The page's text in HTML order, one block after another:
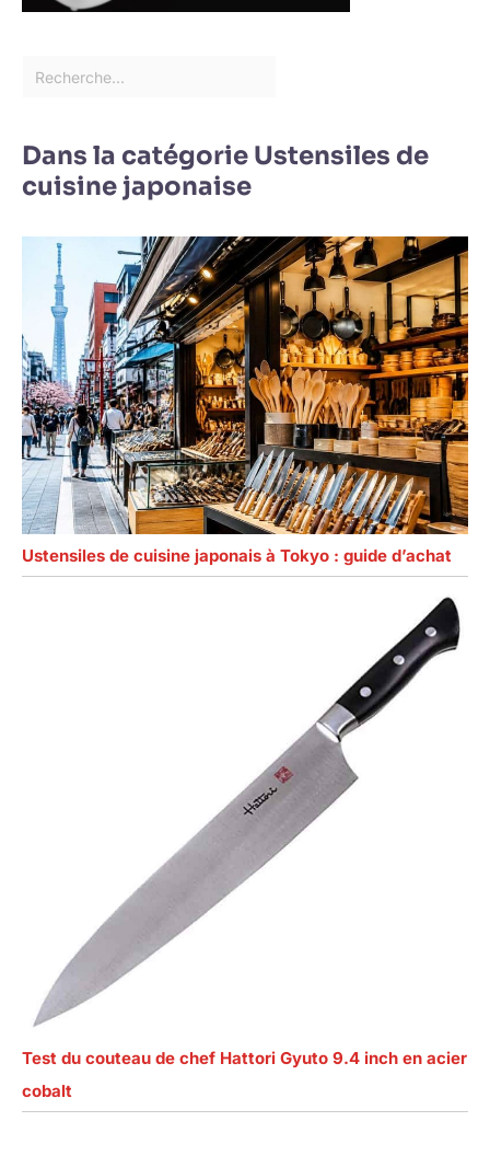
Dans la catégorie Ustensiles de
cuisine japonaise
Ustensiles de cuisine japonais à Tokyo : guide d’achat
Test du couteau de chef Hattori Gyuto 9.4 inch en acier
cobalt